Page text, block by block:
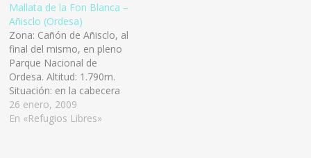
Mallata de la Fon Blanca –
Añisclo (Ordesa)
Zona: Cañón de Añisclo, al
final del mismo, en pleno
Parque Nacional de
Ordesa. Altitud: 1.790m.
Situación: en la cabecera
del Cañón de Añisclo,
margen Izquierda del río
26 enero, 2009
En «Refugios Libres»